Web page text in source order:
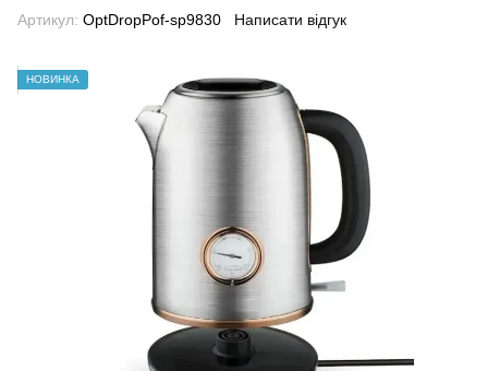
Артикул: OptDropPof-sp9830 Написати відгук
НОВИНКА